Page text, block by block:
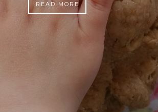
READ MORE